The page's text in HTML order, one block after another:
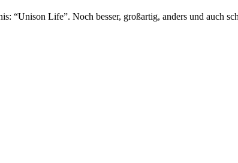
“Unison Life”. Noch besser, großartig, anders und auch